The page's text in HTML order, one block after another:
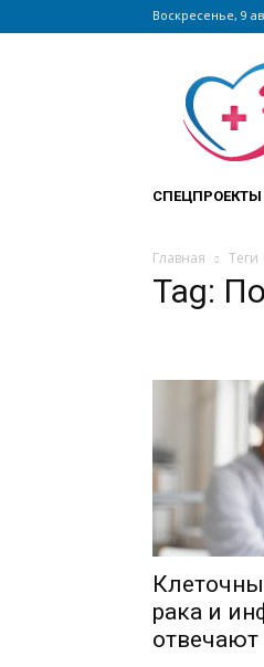
Воскресенье, 9
Сайт
СПЕЦПРОЕКТЫ
Главная Теги
Tag:
рака и